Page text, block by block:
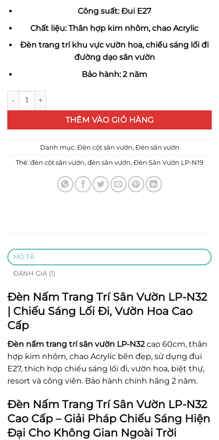
Công suất: Đui E27
Chất liệu: Thân hợp kim nhôm, chao Acrylic
Đèn trang trí khu vực vườn hoa, chiếu sáng lối đi
đường dạo sân vườn
Bảo hành: 2 năm
Đèn nấm trang trí sân vườn LP-N32 số lượng
THÊM VÀO GIỎ HÀNG
Danh mục: Đèn cột sân vườn, Đèn sân vườn
Thẻ: đèn cột sân vườn, đèn sân vườn, Đèn Sân Vườn LP-N19
MÔ TẢ
ĐÁNH GIÁ (1)
Đèn Nấm Trang Trí Sân Vườn LP-N32
| Chiếu Sáng Lối Đi, Vườn Hoa Cao
Cấp
Đèn nấm trang trí sân vườn LP-N32cao 60cm, thân
hợp kim nhôm, chao Acrylic bền đẹp, sử dụng đui
E27, thích hợp chiếu sáng lối đi, vườn hoa, biệt thự,
resort và công viên. Bảo hành chính hãng 2 năm.
Đèn Nấm Trang Trí Sân Vườn LP-N32
Cao Cấp – Giải Pháp Chiếu Sáng Hiện
Đại Cho Không Gian Ngoài Trời